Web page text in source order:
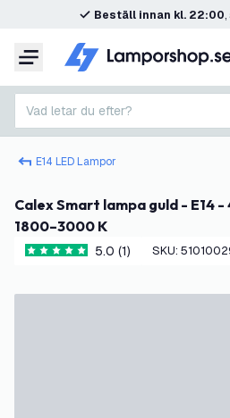
Beställ innan kl. 22:00,
Meny
Vad letar du efter?
E14 LED Lampor
Calex Smart lampa guld - E14 - 4.9 W - 470 lumen -
1800–3000 K
5 stjärnbetyg5.0 (1) SKU: